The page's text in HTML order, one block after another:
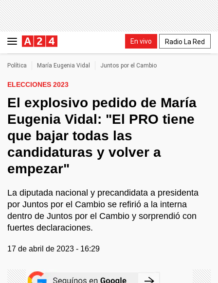
En vivo Radio La Red
Política María Eugenia Vidal Juntos por el Cambio
ELECCIONES 2023
El explosivo pedido de María
Eugenia Vidal: "El PRO tiene
que bajar todas las
candidaturas y volver a
empezar"
La diputada nacional y precandidata a presidenta
por Juntos por el Cambio se refirió a la interna
dentro de Juntos por el Cambio y sorprendió con
fuertes declaraciones.
17 de abril de 2023 - 16:29